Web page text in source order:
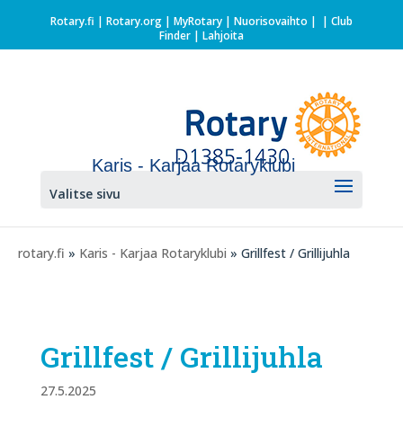
Rotary.fi | Rotary.org| MyRotary | Nuorisovaihto | | Club
Finder| Lahjoita
Karis - Karjaa Rotaryklubi
Valitse sivu
rotary.fi » Karis - Karjaa Rotaryklubi » Grillfest / Grillijuhla
Grillfest / Grillijuhla
27.5.2025